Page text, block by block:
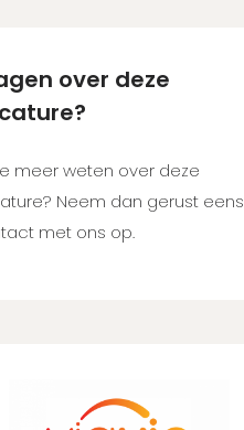
over deze
meer weten over deze
Neem dan gerust eens
met ons op.